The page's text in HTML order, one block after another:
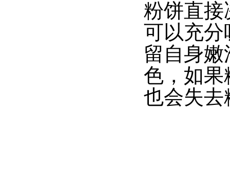
粉饼直接
可以充分
留自身
色，如果
也会失去